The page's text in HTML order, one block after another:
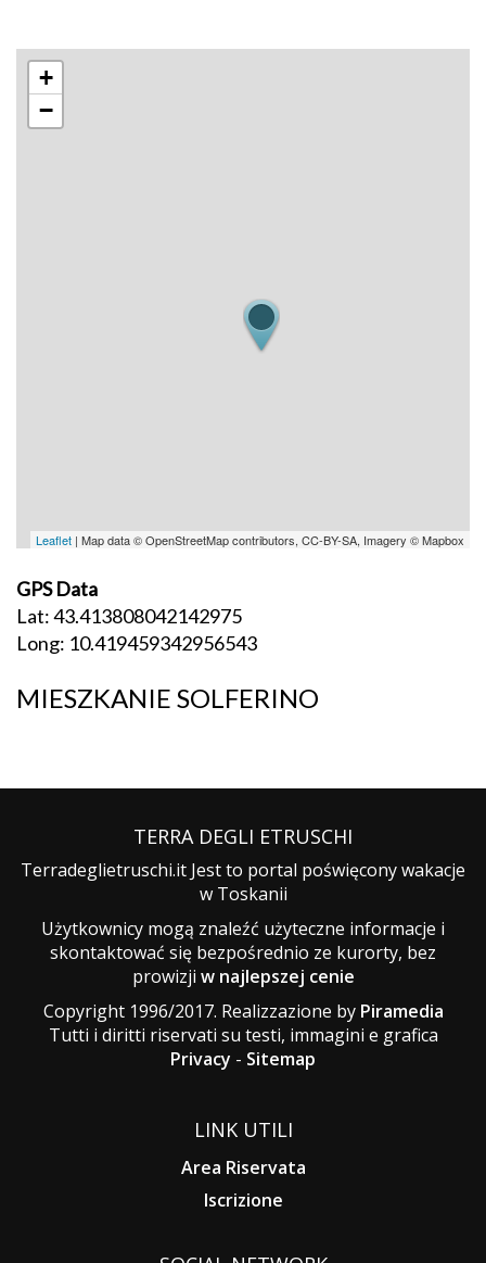
+
−
Leaflet | Map data © OpenStreetMap contributors, CC-BY-SA, Imagery © Mapbox
GPS Data
Lat: 43.413808042142975
Long: 10.419459342956543
MIESZKANIE SOLFERINO
TERRA DEGLI ETRUSCHI
Terradeglietruschi.it Jest to portal poświęcony wakacje
w Toskanii
Użytkownicy mogą znaleźć użyteczne informacje i
skontaktować się bezpośrednio ze kurorty, bez
prowizji w najlepszej cenie
Copyright 1996/2017. Realizzazione by Piramedia
Tutti i diritti riservati su testi, immagini e grafica
Privacy - Sitemap
LINK UTILI
Area Riservata
Iscrizione